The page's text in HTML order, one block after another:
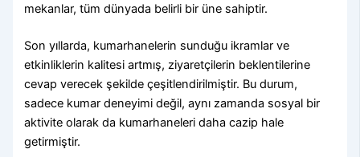
mekanlar, tüm dünyada belirli bir üne sahiptir.
Son yıllarda, kumarhanelerin sunduğu ikramlar ve
etkinliklerin kalitesi artmış, ziyaretçilerin beklentilerine
cevap verecek şekilde çeşitlendirilmiştir. Bu durum,
sadece kumar deneyimi değil, aynı zamanda sosyal bir
aktivite olarak da kumarhaneleri daha cazip hale
getirmiştir.